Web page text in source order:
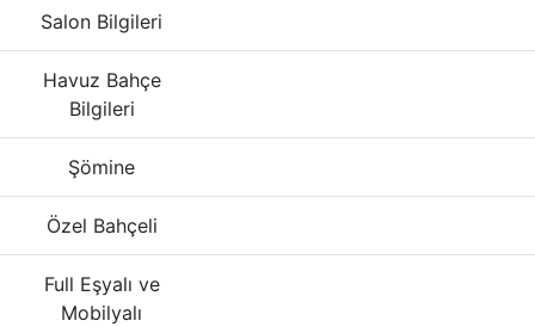
Salon Bilgileri
Havuz Bahçe
Bilgileri
Şömine
Özel Bahçeli
Full Eşyalı ve
Mobilyalı